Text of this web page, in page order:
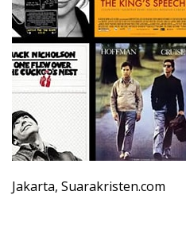
Jakarta, Suarakristen.com